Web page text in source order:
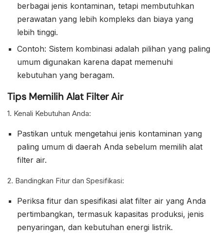
berbagai jenis kontaminan, tetapi membutuhkan
perawatan yang lebih kompleks dan biaya yang
lebih tinggi.
Contoh: Sistem kombinasi adalah pilihan yang paling
umum digunakan karena dapat memenuhi
kebutuhan yang beragam.
Tips Memilih Alat Filter Air
1. Kenali Kebutuhan Anda:
Pastikan untuk mengetahui jenis kontaminan yang
paling umum di daerah Anda sebelum memilih alat
filter air.
2. Bandingkan Fitur dan Spesifikasi:
Periksa fitur dan spesifikasi alat filter air yang Anda
pertimbangkan, termasuk kapasitas produksi, jenis
penyaringan, dan kebutuhan energi listrik.